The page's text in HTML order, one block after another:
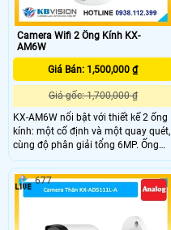
Camera Wifi 2 Ống Kính KX-
AM6W
Giá Bán: 1,500,000 ₫
Giá gốc: 1,700,000 ₫
KX-AM6W nổi bật với thiết kế 2 ống
kính: một cố định và một quay quét,
cùng độ phân giải tổng 6MP. Ống
kính quay có khả năng xoay ngang
349°, dọc -5~90°, tích hợp hồng
ngoại và LED sáng ấm cho hình ảnh
rõ nét ngày đêm. Tất cả điều khiển
dễ dàng qua ứng dụng KBView Plus.
677